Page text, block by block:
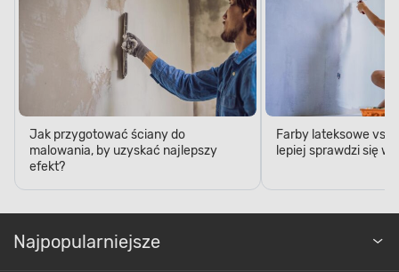
Jak przygotować ściany do
malowania, by uzyskać najlepszy
efekt?
Farby lateksowe vs.
lepiej sprawdzi się w
Najpopularniejsze